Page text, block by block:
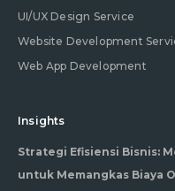
UI/UX Design Service
Website Development
Web App Development
Insights
Strategi Efisiensi Bisnis:
untuk Memangkas Biaya